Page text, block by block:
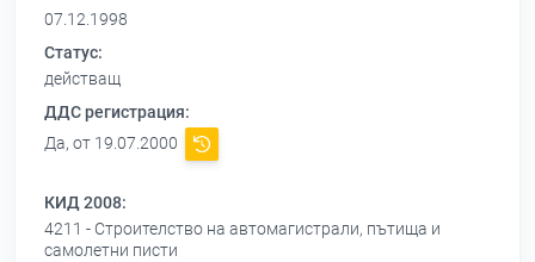
07.12.1998
Статус:
действащ
ДДС регистрация:
Да, от 19.07.2000
КИД 2008:
4211 - Строителство на автомагистрали, пътища и
самолетни писти